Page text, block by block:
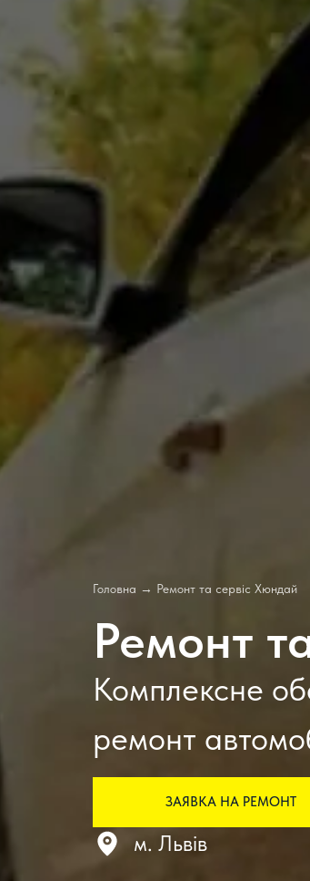
Головна → Ремонт та сервіс Хюндай
Ремонт
Комплексне
ремонт
ЗАЯВКА НА РЕМОНТ
м. Львів